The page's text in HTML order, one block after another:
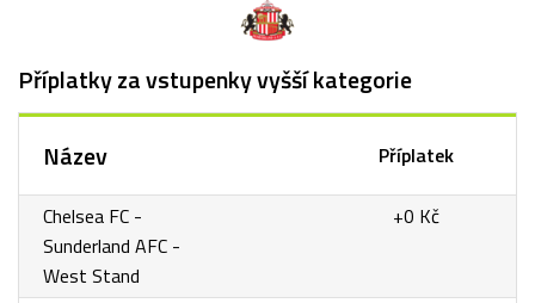
Příplatky za vstupenky vyšší kategorie
Název Příplatek
Chelsea FC -
Sunderland AFC -
West Stand
+0 Kč